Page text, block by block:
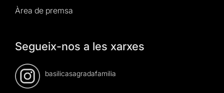
Àrea de premsa
Segueix-nos a les xarxes
basilicasagradafamilia